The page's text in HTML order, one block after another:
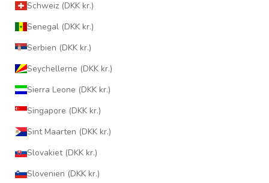
Schweiz (DKK kr.)
Senegal (DKK kr.)
Serbien (DKK kr.)
Seychellerne (DKK kr.)
Sierra Leone (DKK kr.)
Singapore (DKK kr.)
Sint Maarten (DKK kr.)
Slovakiet (DKK kr.)
Slovenien (DKK kr.)